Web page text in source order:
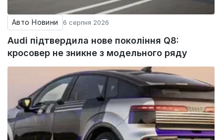
Авто Новини 6 серпня 2026
Audi підтвердила нове покоління Q8:
кросовер не зникне з модельного ряду